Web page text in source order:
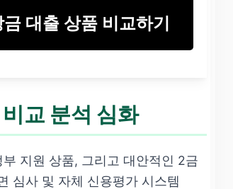
대출 상품 비교하기
교 분석 심화
지원 상품, 그리고 대안적인 2금
심사 및 자체 신용평가 시스템